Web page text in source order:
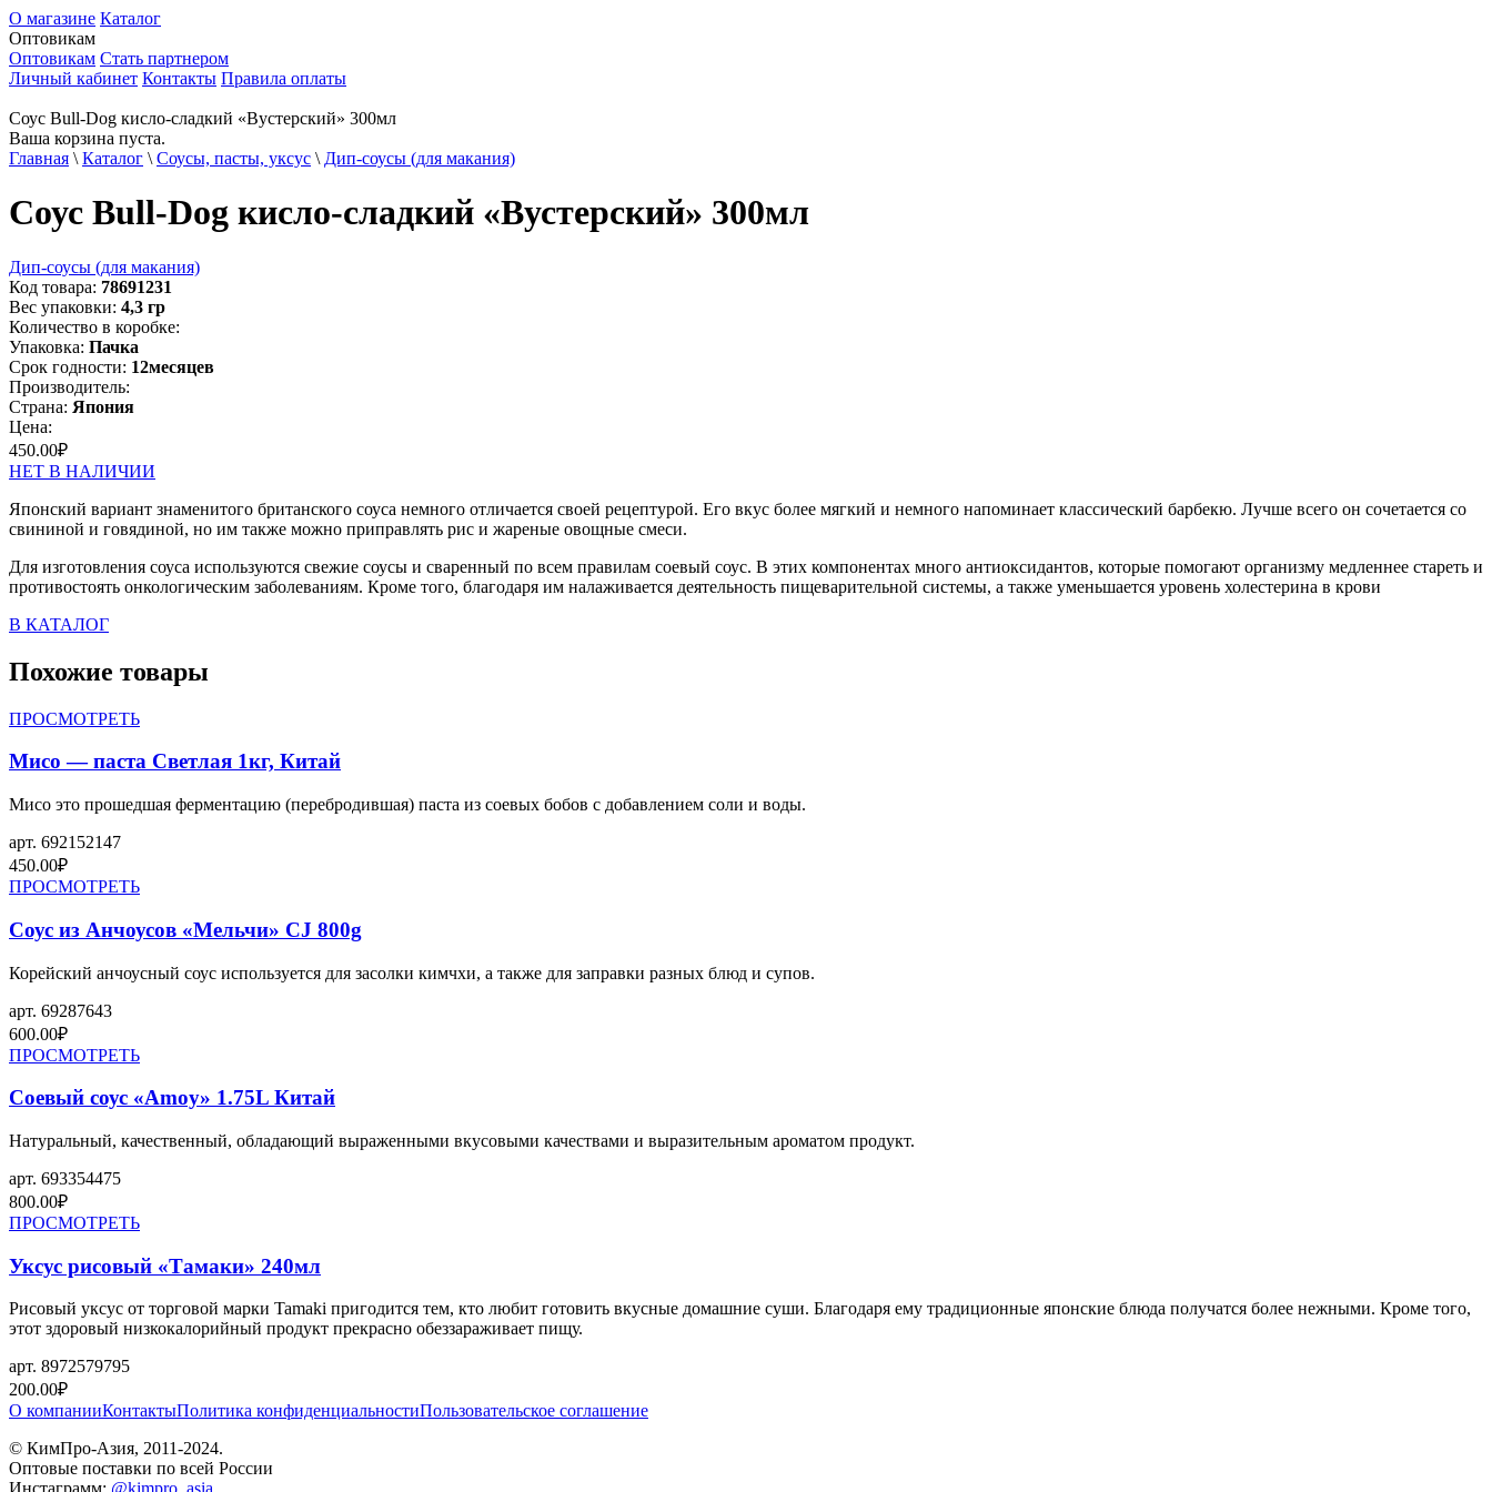
О магазине Каталог
Оптовикам
Оптовикам Стать партнером
Личный кабинет Контакты Правила оплаты
Соус Bull-Dog кисло-сладкий «Вустерский» 300мл
Ваша корзина пуста.
Главная \ Каталог \ Соусы, пасты, уксус \ Дип-соусы (для макания)
Соус Bull-Dog кисло-сладкий «Вустерский» 300мл
Дип-соусы (для макания)
Код товара: 78691231
Вес упаковки: 4,3 гр
Количество в коробке:
Упаковка: Пачка
Срок годности: 12месяцев
Производитель:
Страна: Япония
Цена:
450.00₽
НЕТ В НАЛИЧИИ
Японский вариант знаменитого британского соуса немного отличается своей рецептурой. Его вкус более мягкий и немного напоминает классический барбекю. Лучше всего он сочетается со
свининой и говядиной, но им также можно приправлять рис и жареные овощные смеси.
Для изготовления соуса используются свежие соусы и сваренный по всем правилам соевый соус. В этих компонентах много антиоксидантов, которые помогают организму медленнее стареть и
противостоять онкологическим заболеваниям. Кроме того, благодаря им налаживается деятельность пищеварительной системы, а также уменьшается уровень холестерина в крови
В КАТАЛОГ
Похожие товары
ПРОСМОТРЕТЬ
Мисо — паста Светлая 1кг, Китай
Мисо это прошедшая ферментацию (перебродившая) паста из соевых бобов с добавлением соли и воды.
арт. 692152147
450.00₽
ПРОСМОТРЕТЬ
Соус из Анчоусов «Мельчи» CJ 800g
Корейский анчоусный соус используется для засолки кимчхи, а также для заправки разных блюд и супов.
арт. 69287643
600.00₽
ПРОСМОТРЕТЬ
Соевый соус «Amoy» 1.75L Китай
Натуральный, качественный, обладающий выраженными вкусовыми качествами и выразительным ароматом продукт.
арт. 693354475
800.00₽
ПРОСМОТРЕТЬ
Уксус рисовый «Тамаки» 240мл
Рисовый уксус от торговой марки Tamaki пригодится тем, кто любит готовить вкусные домашние суши. Благодаря ему традиционные японские блюда получатся более нежными. Кроме того,
этот здоровый низкокалорийный продукт прекрасно обеззараживает пищу.
арт. 8972579795
200.00₽
О компанииКонтактыПолитика конфиденциальностиПользовательское соглашение
© КимПро-Азия, 2011-2024.
Оптовые поставки по всей России